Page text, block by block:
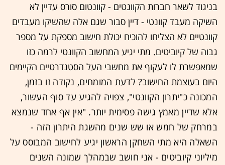
בניגוד לשאר חברות הקוונטים - קוונטום סורס עדיין לא
השיקה מעבד קוונטי - דיין סבור שגם אלה שהשיקו מעבדים
קוונטיים לא הצליחו להוכיח יכולת חישוב מספקת על מספר
גבוה של קיוביטים. מתי יגיע המחשוב הקוונטי לרמה כזו
שמאפשרת לו לעקוף את מחשבי העל הסטנדרטיים הקיימים
היום בעוצמת החישוב? לדעת המומחים, נקודה זו בזמן,
המכונה כ"יתרון הקוונטי", צפויה להגיע עד סוף העשור,
אלא שדיין מאמץ גישה פסימית יותר. "אין אף אחד שנמצא
במרחק של חמש או שש שנים מהשגת היתרון הזה -
השאלה היא מתי השחקן הראשון יגיע לחישוב המבוסס על
מיליוני קיוביטים - אני חושב שבמהלך שמונה השנים